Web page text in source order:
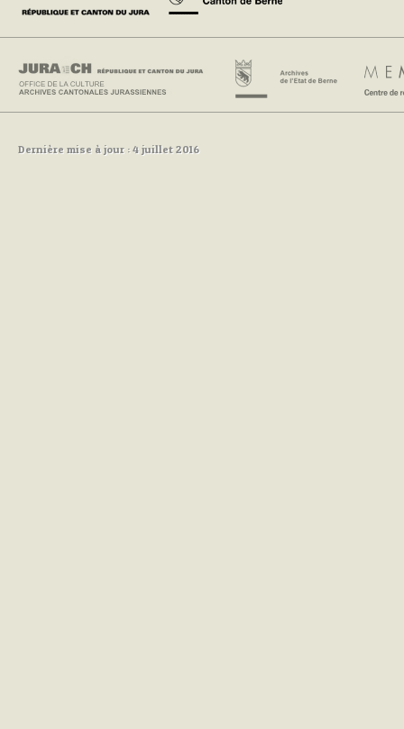
Dernière mise à jour : 4 juillet 2016